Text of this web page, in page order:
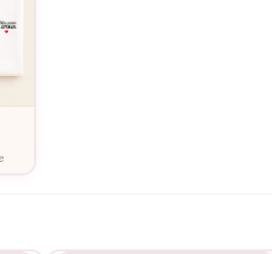
elles le sont pour nous. Faites un
qu’heureux de porter ce T-shirt, mais